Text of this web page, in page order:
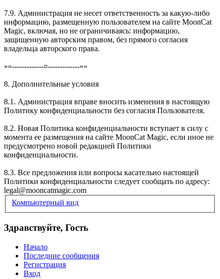
7.9. Администрация не несет ответственность за какую-либо
информацию, размещенную пользователем на сайте MoonCat
Magic, включая, но не ограничиваясь: информацию,
защищенную авторским правом, без прямого согласия
владельца авторского права.
»»-------------¤-------------««
8. Дополнительные условия
8.1. Администрация вправе вносить изменения в настоящую
Политику конфиденциальности без согласия Пользователя.
8.2. Новая Политика конфиденциальности вступает в силу с
момента ее размещения на сайте MoonCat Magic, если иное не
предусмотрено новой редакцией Политики
конфиденциальности.
8.3. Все предложения или вопросы касательно настоящей
Политики конфиденциальности следует сообщать по адресу:
legal@mooncatmagic.com
Компьютерный вид
Здравствуйте, Гость
Начало
Последние сообщения
Регистрация
Вход